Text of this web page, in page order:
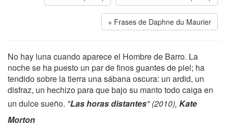
Frases de Daphne du Maurier
No hay luna cuando aparece el Hombre de Barro. La
noche se ha puesto un par de finos guantes de piel; ha
tendido sobre la tierra una sábana oscura: un ardid, un
disfraz, un hechizo para que bajo su manto todo caiga en
un dulce sueño. "Las horas distantes" (2010), Kate
Morton